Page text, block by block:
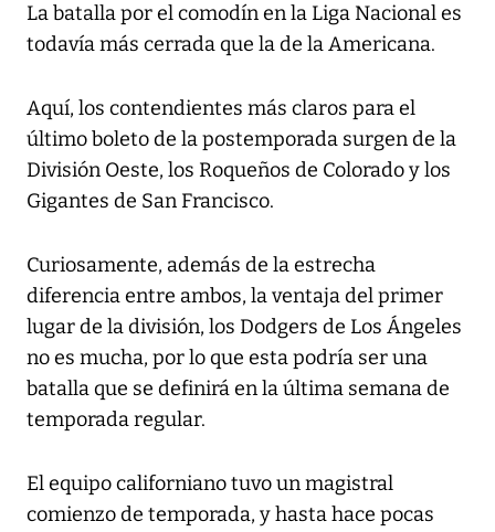
La batalla por el comodín en la Liga Nacional es
todavía más cerrada que la de la Americana.
Aquí, los contendientes más claros para el
último boleto de la postemporada surgen de la
División Oeste, los Roqueños de Colorado y los
Gigantes de San Francisco.
Curiosamente, además de la estrecha
diferencia entre ambos, la ventaja del primer
lugar de la división, los Dodgers de Los Ángeles
no es mucha, por lo que esta podría ser una
batalla que se definirá en la última semana de
temporada regular.
El equipo californiano tuvo un magistral
comienzo de temporada, y hasta hace pocas